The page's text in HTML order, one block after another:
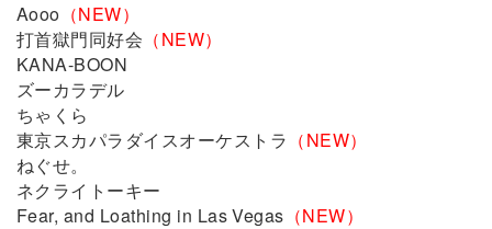
Aooo （NEW）
打⾸獄⾨同好会 （NEW）
KANA-BOON
ズーカラデル
ちゃくら
東京スカパラダイスオーケストラ （NEW）
ねぐせ。
ネクライトーキー
Fear, and Loathing in Las Vegas （NEW）